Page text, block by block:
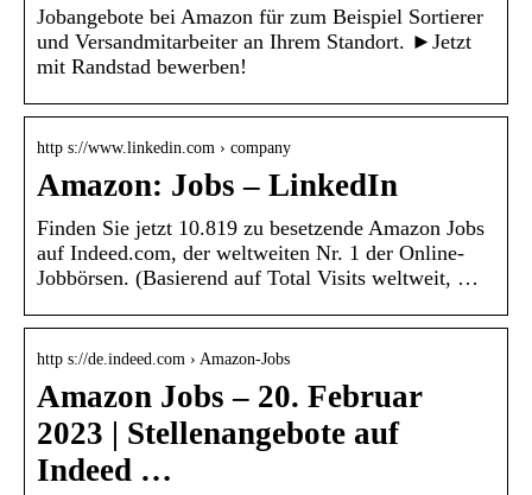
Jobangebote bei Amazon für zum Beispiel Sortierer
und Versandmitarbeiter an Ihrem Standort. ►Jetzt
mit Randstad bewerben!
http s://www.linkedin.com › company
Amazon: Jobs – LinkedIn
Finden Sie jetzt 10.819 zu besetzende Amazon Jobs
auf Indeed.com, der weltweiten Nr. 1 der Online-
Jobbörsen. (Basierend auf Total Visits weltweit, …
http s://de.indeed.com › Amazon-Jobs
Amazon Jobs – 20. Februar
2023 | Stellenangebote auf
Indeed …